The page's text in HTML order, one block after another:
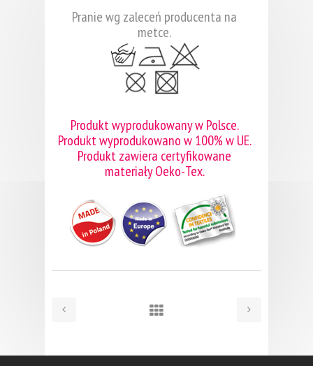
Pranie wg zaleceń producenta na
metce.
Produkt wyprodukowany w Polsce.
Produkt wyprodukowano w 100% w UE.
Produkt zawiera certyfikowane
materiały Oeko-Tex.